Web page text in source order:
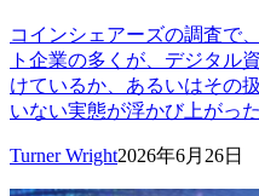
コインシェアーズの調査で
ト企業の多くが、デジタル
けているか、あるいはその
いない実態が浮かび上がった
Turner Wright2026年6月26日